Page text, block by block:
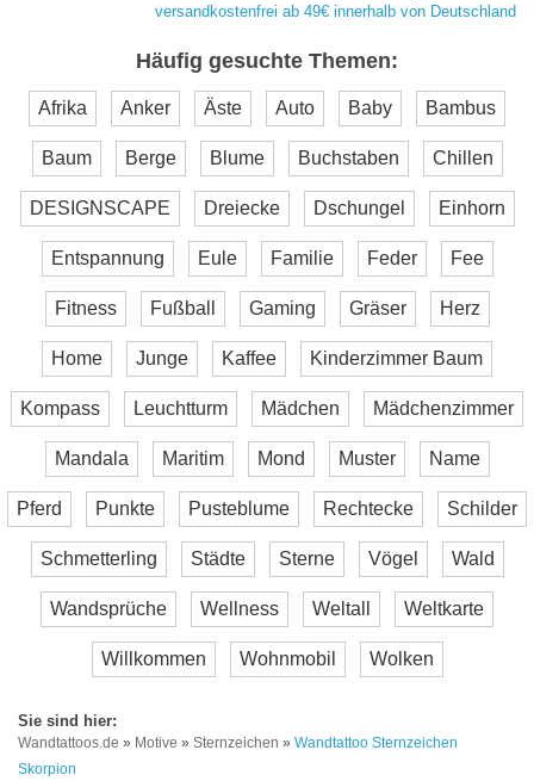
versandkostenfrei ab 49€ innerhalb von Deutschland
Häufig gesuchte Themen:
Afrika Anker Äste Auto Baby Bambus
Baum Berge Blume Buchstaben Chillen
DESIGNSCAPE Dreiecke Dschungel Einhorn
Entspannung Eule Familie Feder Fee
Fitness Fußball Gaming Gräser Herz
Home Junge Kaffee Kinderzimmer Baum
Kompass Leuchtturm Mädchen Mädchenzimmer
Mandala Maritim Mond Muster Name
Pferd Punkte Pusteblume Rechtecke Schilder
Schmetterling Städte Sterne Vögel Wald
Wandsprüche Wellness Weltall Weltkarte
Willkommen Wohnmobil Wolken
Wandtattoos.de » Motive » Sternzeichen » Wandtattoo Sternzeichen
Skorpion